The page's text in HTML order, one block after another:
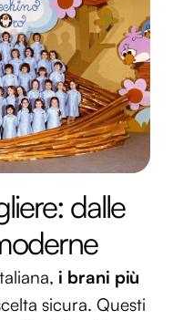
dalle
i brani più
sicura. Questi